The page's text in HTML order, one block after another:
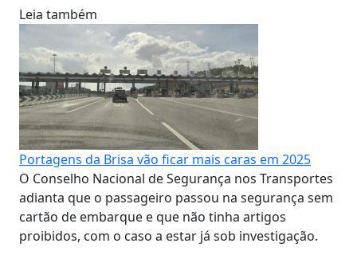
Leia também
Portagens da Brisa vão ficar mais caras em 2025
O Conselho Nacional de Segurança nos Transportes
adianta que o passageiro passou na segurança sem
cartão de embarque e que não tinha artigos
proibidos, com o caso a estar já sob investigação.